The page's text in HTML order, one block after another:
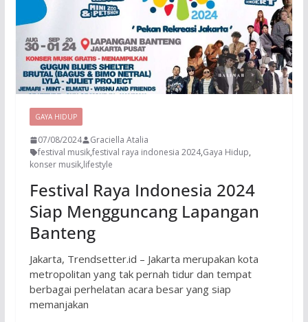
GAYA HIDUP
07/08/2024
Graciella Atalia
festival musik,festival raya indonesia 2024,Gaya Hidup,
konser musik,lifestyle
Festival Raya Indonesia 2024
Siap Mengguncang Lapangan
Banteng
Jakarta, Trendsetter.id – Jakarta merupakan kota
metropolitan yang tak pernah tidur dan tempat
berbagai perhelatan acara besar yang siap
memanjakan